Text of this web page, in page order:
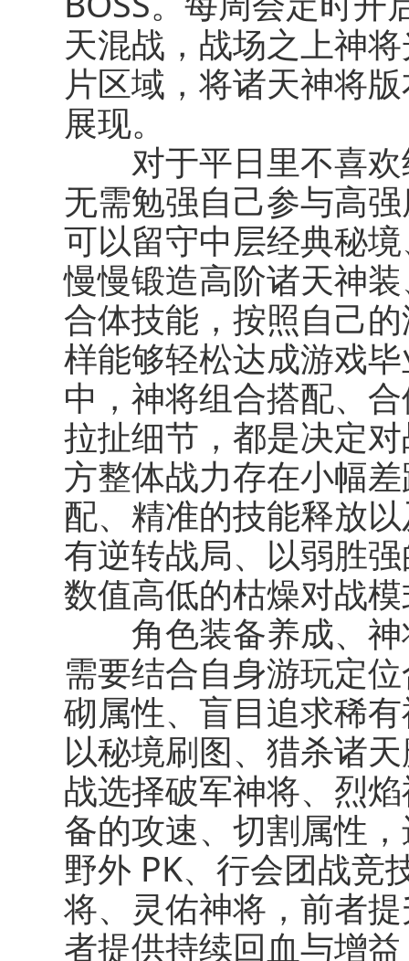
天混战，战场之上神
片区域，将诸天神将
展现。
对于平日里不喜欢
无需勉强自己参与高
可以留守中层经典秘
慢慢锻造高阶诸天神
合体技能，按照自己
样能够轻松达成游戏
中，神将组合搭配、
拉扯细节，都是决定
方整体战力存在小幅
配、精准的技能释放
有逆转战局、以弱胜
数值高低的枯燥对战
角色装备养成、神
需要结合自身游玩定
砌属性、盲目追求稀
以秘境刷图、猎杀诸
战选择破军神将、烈
备的攻速、切割属性
野外 PK、行会团战竞
将、灵佑神将 ，前者
者提供持续回血与增